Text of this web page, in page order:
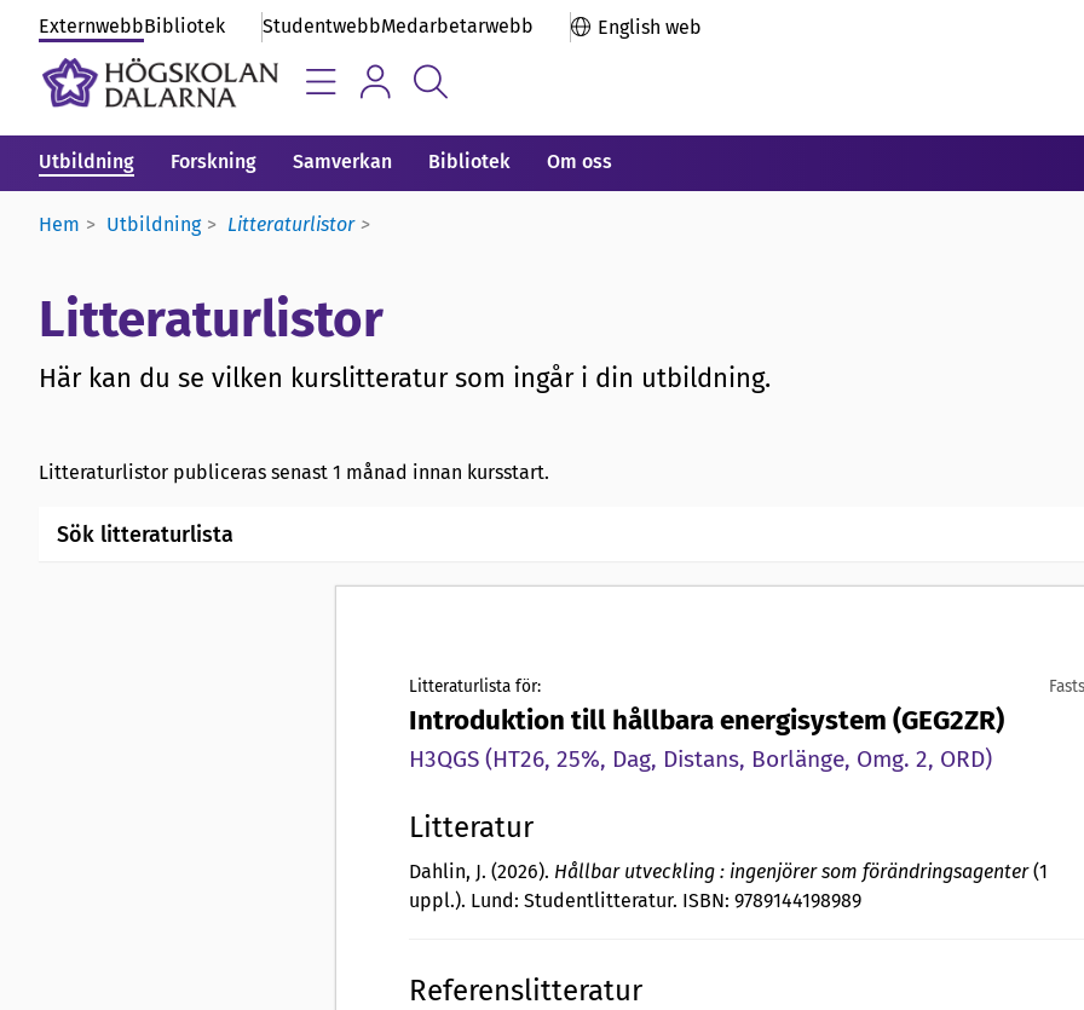
ExternwebbBibliotek StudentwebbMedarbetarwebb English web
Utbildning Forskning Samverkan Bibliotek Om oss
Hem Utbildning Litteraturlistor
Litteraturlistor
Här kan du se vilken kurslitteratur som ingår i din utbildning.
Litteraturlistor publiceras senast 1 månad innan kursstart.
Sök litteraturlista
Litteraturlista för:
Introduktion till hållbara energisystem (GEG2ZR)
H3QGS (HT26, 25%, Dag, Distans, Borlänge, Omg. 2, ORD)
Litteratur
Dahlin, J. (2026). Hållbar utveckling : ingenjörer som förändringsagenter(1
uppl.). Lund: Studentlitteratur. ISBN: 9789144198989
Referenslitteratur